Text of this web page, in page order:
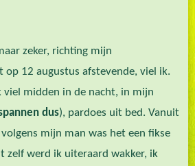
zeker, richting mijn
op 12 augustus afstevende, viel ik.
viel midden in de nacht, in mijn
dus), pardoes uit bed. Vanuit
mijn man was het een fikse
zelf werd ik uiteraard wakker, ik